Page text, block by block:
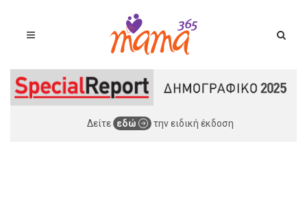
Δείτε εδώ την ειδική έκδοση